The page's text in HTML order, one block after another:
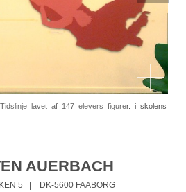
Tidslinje lavet af 147 elevers figurer. i skolens
AUERBACH
5 DK-5600 FAABORG